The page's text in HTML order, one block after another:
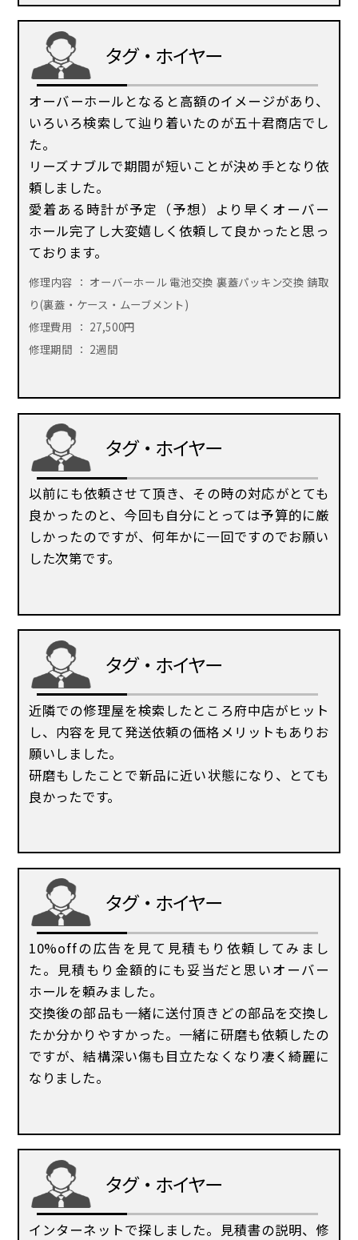
タグ・ホイヤー
オーバーホールとなると高額のイメージがあり、
いろいろ検索して辿り着いたのが五十君商店でし
た。
リーズナブルで期間が短いことが決め手となり依
頼しました。
愛着ある時計が予定（予想）より早くオーバー
ホール完了し大変嬉しく依頼して良かったと思っ
ております。
修理内容 ： オーバーホール 電池交換 裏蓋パッキン交換 錆取
り(裏蓋・ケース・ムーブメント)
修理費用 ： 27,500円
修理期間 ： 2週間
タグ・ホイヤー
以前にも依頼させて頂き、その時の対応がとても
良かったのと、今回も自分にとっては予算的に厳
しかったのですが、何年かに一回ですのでお願い
した次第です。
タグ・ホイヤー
近隣での修理屋を検索したところ府中店がヒット
し、内容を見て発送依頼の価格メリットもありお
願いしました。
研磨もしたことで新品に近い状態になり、とても
良かったです。
タグ・ホイヤー
10%offの広告を見て見積もり依頼してみまし
た。見積もり金額的にも妥当だと思いオーバー
ホールを頼みました。
交換後の部品も一緒に送付頂きどの部品を交換し
たか分かりやすかった。一緒に研磨も依頼したの
ですが、結構深い傷も目立たなくなり凄く綺麗に
なりました。
タグ・ホイヤー
インターネットで探しました。見積書の説明、修